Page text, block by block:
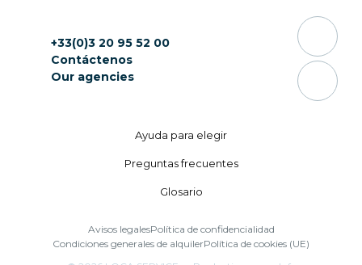
+33(0)3 20 95 52 00
Contáctenos
Our agencies
Ayuda para elegir
Preguntas frecuentes
Glosario
Avisos legalesPolítica de confidencialidad
Condiciones generales de alquilerPolítica de cookies (UE)